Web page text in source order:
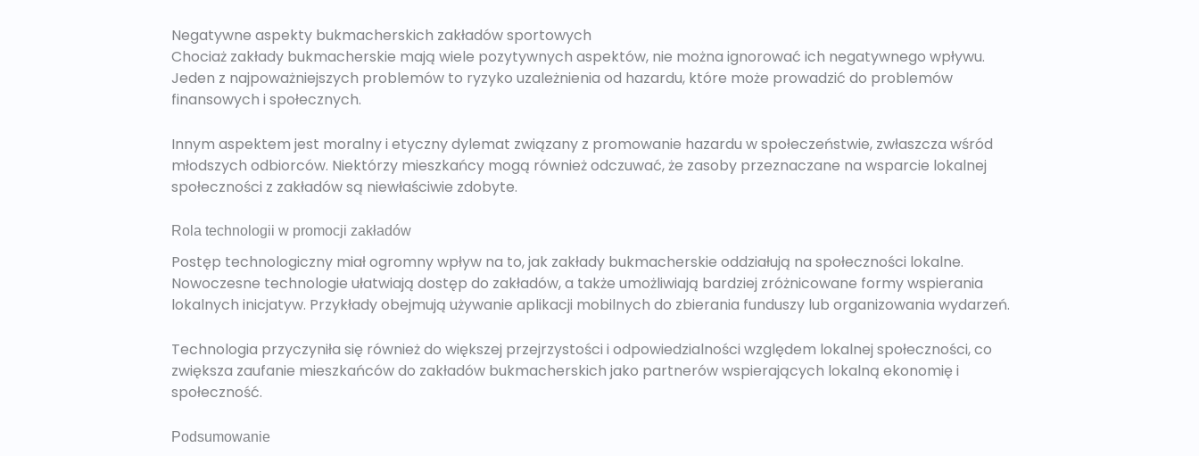
Negatywne aspekty bukmacherskich zakładów sportowych
Chociaż zakłady bukmacherskie mają wiele pozytywnych aspektów, nie można ignorować ich negatywnego wpływu.
Jeden z najpoważniejszych problemów to ryzyko uzależnienia od hazardu, które może prowadzić do problemów
finansowych i społecznych.
Innym aspektem jest moralny i etyczny dylemat związany z promowanie hazardu w społeczeństwie, zwłaszcza wśród
młodszych odbiorców. Niektórzy mieszkańcy mogą również odczuwać, że zasoby przeznaczane na wsparcie lokalnej
społeczności z zakładów są niewłaściwie zdobyte.
Rola technologii w promocji zakładów
Postęp technologiczny miał ogromny wpływ na to, jak zakłady bukmacherskie oddziałują na społeczności lokalne.
Nowoczesne technologie ułatwiają dostęp do zakładów, a także umożliwiają bardziej zróżnicowane formy wspierania
lokalnych inicjatyw. Przykłady obejmują używanie aplikacji mobilnych do zbierania funduszy lub organizowania wydarzeń.
Technologia przyczyniła się również do większej przejrzystości i odpowiedzialności względem lokalnej społeczności, co
zwiększa zaufanie mieszkańców do zakładów bukmacherskich jako partnerów wspierających lokalną ekonomię i
społeczność.
Podsumowanie